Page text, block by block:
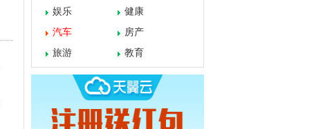
娱乐
健康
汽车
房产
旅游
教育